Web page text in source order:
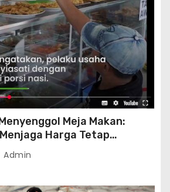
Meja Makan:
Harga Tetap
Admin